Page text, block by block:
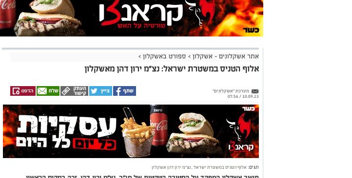
אתר אשקלונים - אשקלון > ספורט באשקלון >
אלוף הטניס במשטרת ישראל: נצ"מ ירון דהן מאשקלון
מערכת "אשקלונים"
10.09.23 / 07:56
תגים: אלוף הטניס במשטרת ישראל,נצ"מ ירון דהן אשקלון